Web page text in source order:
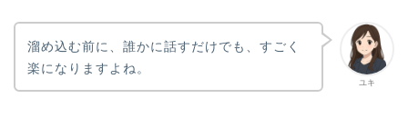
ユキ
溜め込む前に、誰かに話すだけでも、すごく
楽になりますよね。